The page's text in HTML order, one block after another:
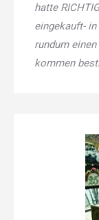
hatte
eingekauft-
rundum
kommen